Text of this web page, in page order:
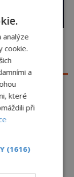
se
za vynález
její kořeny
kdy
se
tváře
a některé
Úplně první
›
analýze
cookie.
a
které
při
(1616)